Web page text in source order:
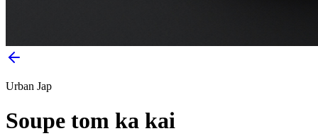
Urban Jap
Soupe tom ka kai